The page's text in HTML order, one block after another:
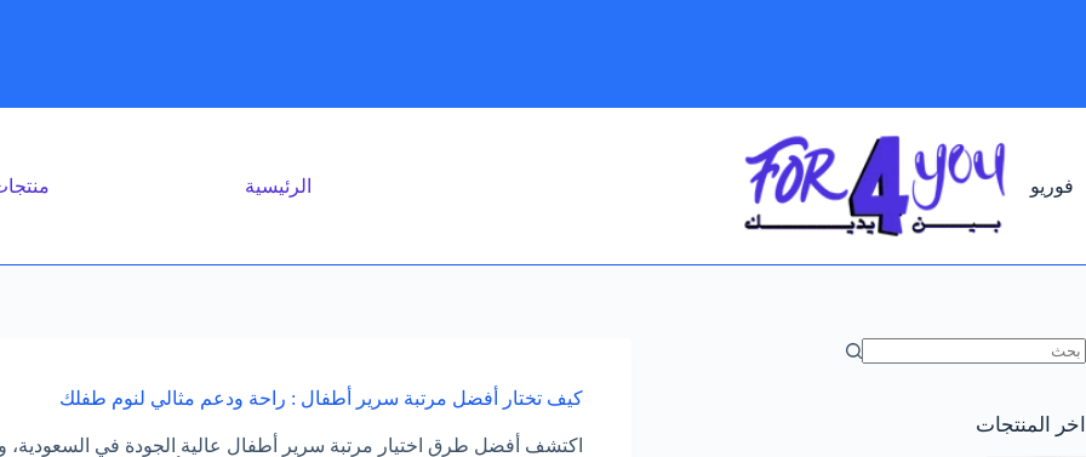
فوريو الرئيسية
كيف تختار أفضل مرتبة سرير أطفال : راحة ودعم مثالي لنوم طفلك
اكتشف أفضل طرق اختيار مرتبة سرير أطفال عالية الجودة في السعودية،
نتائج
اخر المنتجات